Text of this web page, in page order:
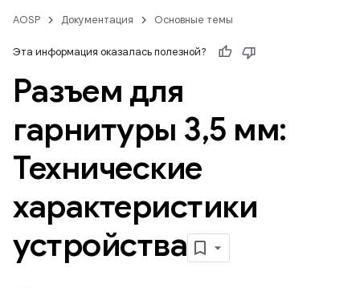
AOSP Документация Основные темы
Эта информация оказалась полезной?
Разъем для
гарнитуры 3,5 мм:
Технические
характеристики
устройства